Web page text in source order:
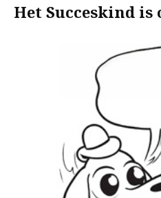
Het Succeskind is